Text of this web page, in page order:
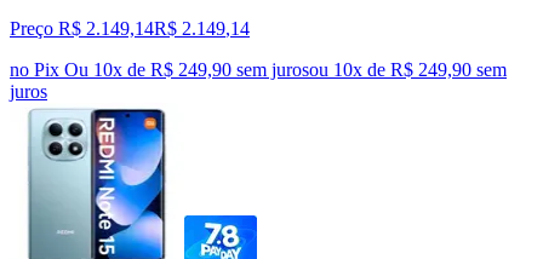
Preço R$ 2.149,14R$ 2.149,14
no Pix Ou 10x de R$ 249,90 sem jurosou 10x de R$ 249,90 sem
juros